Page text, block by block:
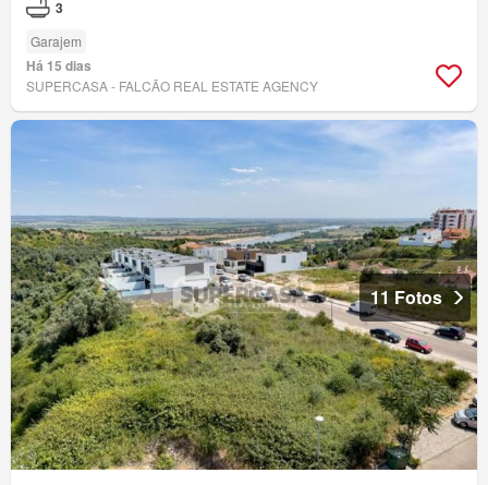
3
Garajem
Há 15 dias
SUPERCASA - FALCÃO REAL ESTATE AGENCY
11 Fotos